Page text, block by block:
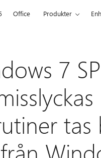
Office Produkter
7
tas